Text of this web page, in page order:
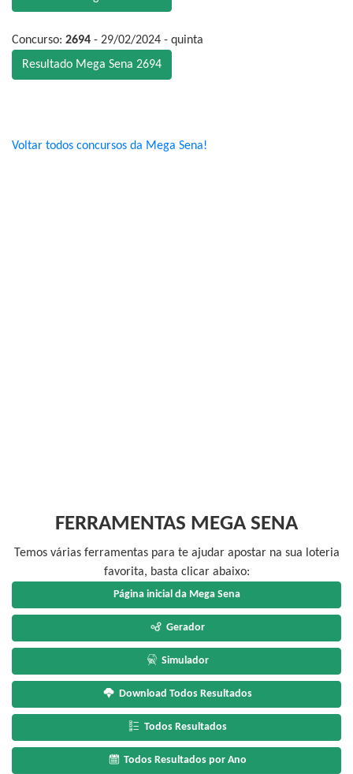
Concurso: 2694 - 29/02/2024 - quinta
Resultado Mega Sena 2694
Voltar todos concursos da Mega Sena!
FERRAMENTAS MEGA SENA
Temos várias ferramentas para te ajudar apostar na sua loteria
favorita, basta clicar abaixo:
Página inicial da Mega Sena
Gerador
Simulador
Download Todos Resultados
Todos Resultados
Todos Resultados por Ano